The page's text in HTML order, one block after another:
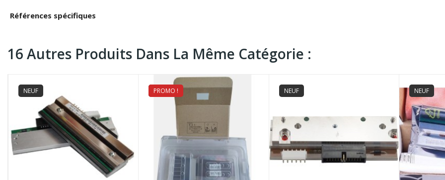
Références spécifiques
16 Autres Produits Dans La Même Catégorie :
NEUF PROMO !
NEUF NEUF NEUF